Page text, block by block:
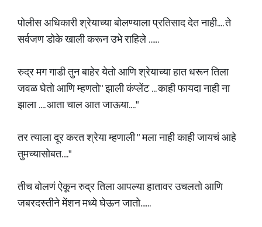
पोलीस अधिकारी श्रेयाच्या बोलण्याला प्रतिसाद देत नाही.... ते
सर्वजण डोके खाली करून उभे राहिले ......
रुद्र मग गाडी तुन बाहेर येतो आणि श्रेयाच्या हात धरून तिला
जवळ घेतो आणि म्हणतो" झाली कंप्लेंट ... काही फायदा नाही ना
झाला .... आता चाल आत जाऊया...."
तर त्याला दूर करत श्रेया म्हणाली " मला नाही काही जायचं आहे
तुमच्यासोबत...."
तीच बोलणं ऐकून रुद्र तिला आपल्या हातावर उचलतो आणि
जबरदस्तीने मेंशन मध्ये घेऊन जातो......